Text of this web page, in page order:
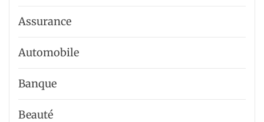
Assurance
Automobile
Banque
Beauté